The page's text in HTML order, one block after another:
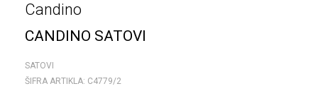
Candino
CANDINO SATOVI
SATOVI
ŠIFRA ARTIKLA: C4779/2